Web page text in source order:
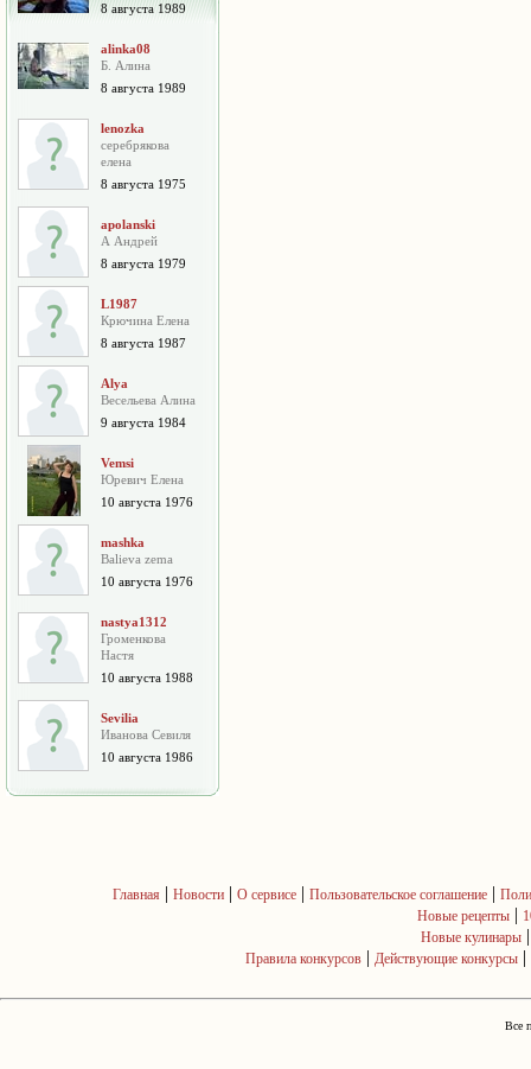
8 августа 1989
alinka08
Б. Алина
8 августа 1989
lenozka
серебрякова
елена
8 августа 1975
apolanski
А Андрей
8 августа 1979
L1987
Крючина Елена
8 августа 1987
Alya
Весельева Алина
9 августа 1984
Vemsi
Юревич Елена
10 августа 1976
mashka
Balieva zema
10 августа 1976
nastya1312
Громенкова
Настя
10 августа 1988
Sevilia
Иванова Севиля
10 августа 1986
Главная | Новости| О сервисе| Пользовательское соглашение|
Новые рецепты |
Новые кулинары
Правила конкурсов | Действующие конкурсы |
Все